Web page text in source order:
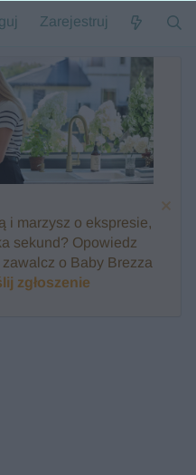
Zarejestruj
i marzysz o ekspresie,
sekund? Opowiedz
o Baby Brezza
zgłoszenie